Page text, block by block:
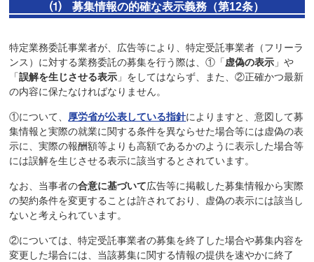
⑴ 募集情報の的確な表示義務（第12条）
特定業務委託事業者が、広告等により、特定受託事業者（フリーラ
ンス）に対する業務委託の募集を行う際は、①「虚偽の表示 」や
「誤解を生じさせる表示 」をしてはならず、また、②正確かつ最新
の内容に保たなければなりません。
①について、 厚労省が公表している指針によりますと、意図して募
集情報と実際の就業に関する条件を異ならせた場合等には虚偽の表
示に、実際の報酬額等よりも高額であるかのように表示した場合等
には誤解を生じさせる表示に該当するとされています。
なお、当事者の合意に基づいて広告等に掲載した募集情報から実際
の契約条件を変更することは許されており、虚偽の表示には該当し
ないと考えられています。
②については、特定受託事業者の募集を終了した場合や募集内容を
変更した場合には、当該募集に関する情報の提供を速やかに終了